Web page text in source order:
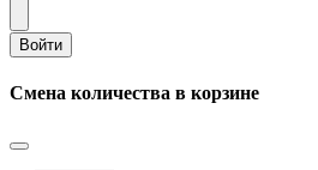
Войти
Смена количества в корзине